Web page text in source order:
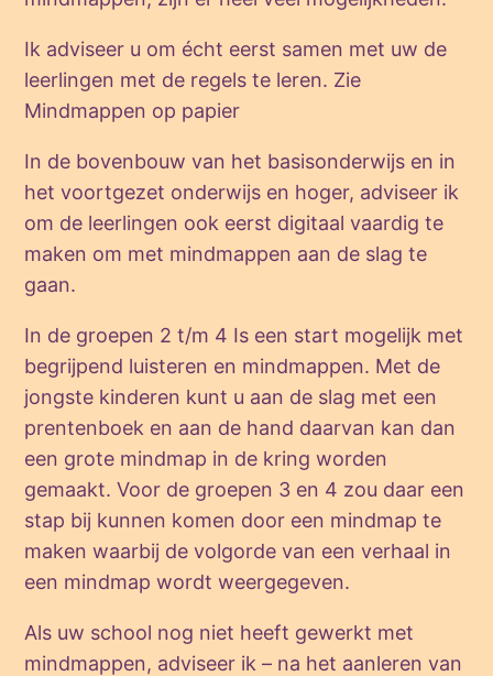
Ik adviseer u om écht eerst samen met uw de
leerlingen met de regels te leren. Zie
Mindmappen op papier
In de bovenbouw van het basisonderwijs en in
het voortgezet onderwijs en hoger, adviseer ik
om de leerlingen ook eerst digitaal vaardig te
maken om met mindmappen aan de slag te
gaan.
In de groepen 2 t/m 4 Is een start mogelijk met
begrijpend luisteren en mindmappen. Met de
jongste kinderen kunt u aan de slag met een
prentenboek en aan de hand daarvan kan dan
een grote mindmap in de kring worden
gemaakt. Voor de groepen 3 en 4 zou daar een
stap bij kunnen komen door een mindmap te
maken waarbij de volgorde van een verhaal in
een mindmap wordt weergegeven.
Als uw school nog niet heeft gewerkt met
mindmappen, adviseer ik – na het aanleren van